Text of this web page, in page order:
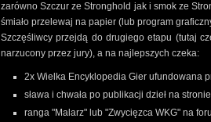
zarówno Szczur ze Stronghold jak i smok ze
śmiało przelewaj na papier (lub program
Szczęśliwcy przejdą do drugiego etapu (tutaj
narzucony przez jury), a na najlepszych czeka:
2x Wielka Encyklopedia Gier ufundowana
sława i chwała po publikacji dzieł na
ranga "Malarz" lub "Zwycięzca WKG" na